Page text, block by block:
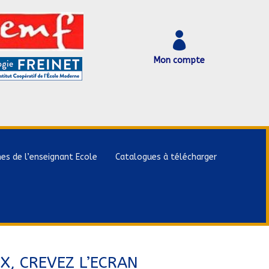

Mon compte
de l’enseignant Ecole Catalogues à télécharger
CREVEZ L’ECRAN